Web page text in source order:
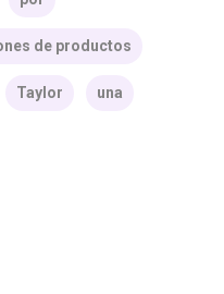
de productos
Taylor una